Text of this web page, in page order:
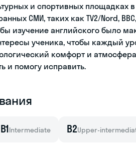
и спортивных
СМИ, таких как TV2/Nord, BBC,
изучение английского было
ученика, чтобы каждый
комфорт и
и помогу исправить.
B1Intermediate B2Upper-